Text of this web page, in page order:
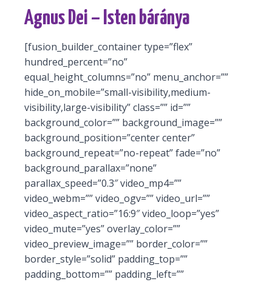
Agnus Dei – Isten báránya
[fusion_builder_container type=”flex”
hundred_percent=”no”
equal_height_columns=”no” menu_anchor=””
hide_on_mobile=”small-visibility,medium-
visibility,large-visibility” class=”” id=””
background_color=”” background_image=””
background_position=”center center”
background_repeat=”no-repeat” fade=”no”
background_parallax=”none”
parallax_speed=”0.3″ video_mp4=””
video_webm=”” video_ogv=”” video_url=””
video_aspect_ratio=”16:9″ video_loop=”yes”
video_mute=”yes” overlay_color=””
video_preview_image=”” border_color=””
border_style=”solid” padding_top=””
padding_bottom=”” padding_left=””